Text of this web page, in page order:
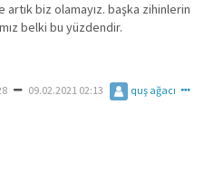
artık biz olamayız. başka zihinlerin
belki bu yüzdendir.
09.02.2021 02:13 quş ağacı